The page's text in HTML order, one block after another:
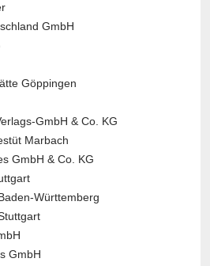
GmbH
Göppingen
GmbH & Co. KG
Marbach
GmbH & Co. KG
Württemberg
GmbH